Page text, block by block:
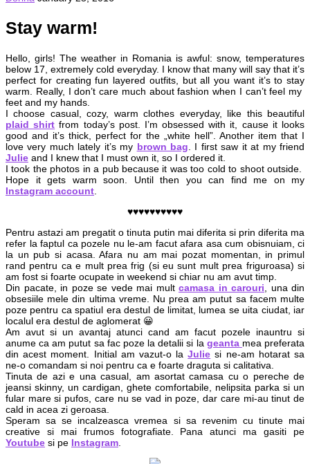
Stay warm!
Hello, girls! The weather in Romania is awful: snow, temperatures
below 17, extremely cold everyday. I know that many will say that it’s
perfect for creating fun layered outfits, but all you want it’s to stay
warm. Really, I don’t care much about fashion when I can’t feel my
feet and my hands.
I choose casual, cozy, warm clothes everyday, like this beautiful
plaid shirt from today’s post. I’m obsessed with it, cause it looks
good and it’s thick, perfect for the „white hell”. Another item that I
love very much lately it’s my brown bag . I first saw it at my friend
Julie and I knew that I must own it, so I ordered it.
I took the photos in a pub because it was too cold to shoot outside.
Hope it gets warm soon. Until then you can find me on my
Instagram account
♥♥♥♥♥♥♥♥♥♥
Pentru astazi am pregatit o tinuta putin mai diferita si prin diferita ma
refer la faptul ca pozele nu le-am facut afara asa cum obisnuiam, ci
la un pub si acasa. Afara nu am mai pozat momentan, in primul
rand pentru ca e mult prea frig (si eu sunt mult prea friguroasa) si
am fost si foarte ocupate in weekend si chiar nu am avut timp.
Din pacate, in poze se vede mai mult camasa in carouri , una din
obsesiile mele din ultima vreme. Nu prea am putut sa facem multe
poze pentru ca spatiul era destul de limitat, lumea se uita ciudat, iar
localul era destul de aglomerat 😀
Am avut si un avantaj atunci cand am facut pozele inauntru si
anume ca am putut sa fac poze la detalii si la geanta mea preferata
din acest moment. Initial am vazut-o laJulie si ne-am hotarat sa
ne-o comandam si noi pentru ca e foarte draguta si calitativa.
Tinuta de azi e una casual, am asortat camasa cu o pereche de
jeansi skinny, un cardigan, ghete comfortabile, nelipsita parka si un
fular mare si pufos, care nu se vad in poze, dar care mi-au tinut de
cald in acea zi geroasa.
Speram sa se incalzeasca vremea si sa revenim cu tinute mai
creative si mai frumos fotografiate. Pana atunci ma gasiti pe
Youtube si pe Instagram